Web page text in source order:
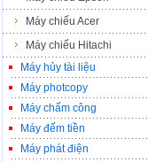
Máy chiếu Acer
Máy chiếu Hitachi
Máy hủy tài liệu
Máy photcopy
Máy chấm công
Máy đếm tiền
Máy phát điện